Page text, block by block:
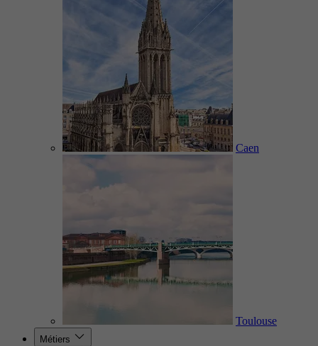
Caen
Toulouse
Métiers